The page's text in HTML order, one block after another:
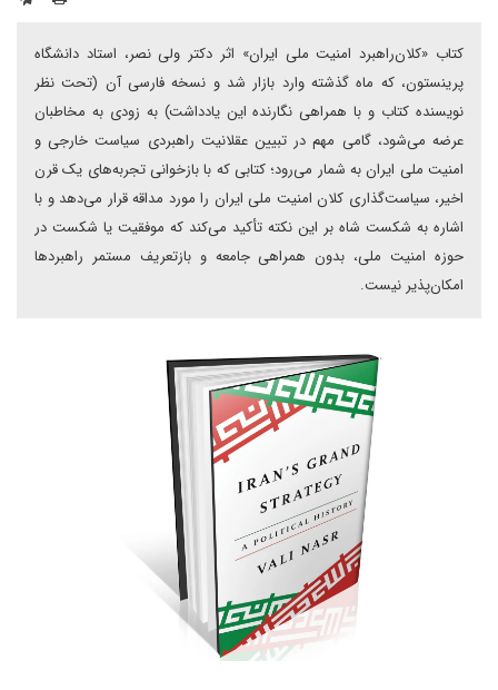
کتاب «کلان‌راهبرد امنیت ملی ایران» اثر دکتر ولی نصر، استاد دانشگاه
پرینستون، که ماه گذشته وارد بازار شد و نسخه فارسی آن (تحت نظر
نویسنده کتاب و با همراهی نگارنده این یادداشت) به زودی به مخاطبان
عرضه می‌شود، گامی مهم در تبیین عقلانیت راهبردی سیاست خارجی و
امنیت ملی ایران به شمار می‌رود؛ کتابی که با بازخوانی تجربه‌های یک قرن
اخیر، سیاست‌گذاری کلان امنیت ملی ایران را مورد مداقه قرار می‌دهد و با
اشاره به شکست شاه بر این نکته تأکید می‌کند که موفقیت یا شکست در
حوزه امنیت ملی، بدون همراهی جامعه و بازتعریف مستمر راهبردها
امکان‌پذیر نیست.